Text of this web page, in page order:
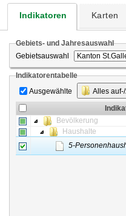
Indikatoren Karten
Gebiets- und Jahresauswahl
Gebietsauswahl
Indikatorentabelle
Ausgewählte
Alles
Bevölkerung
Haushalte
5-